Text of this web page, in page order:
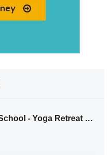
Arogya Yoga School - Yoga Retreat in Rishikesh